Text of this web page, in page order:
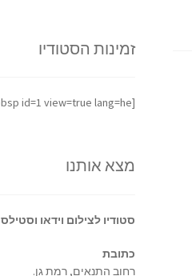
זמינות הסטודיו
[dopbsp id=1 view=true lang=he]
מצא אותנו
סטודיו לצילום וידאו וסטילס
כתובת
רחוב התנאים, רמת גן.